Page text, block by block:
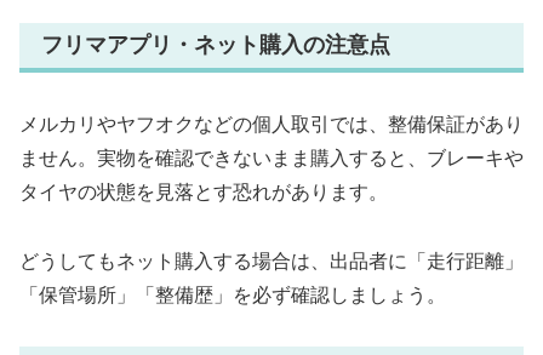
フリマアプリ・ネット購入の注意点
メルカリやヤフオクなどの個人取引では、整備保証があり
ません。実物を確認できないまま購入すると、ブレーキや
タイヤの状態を見落とす恐れがあります。
どうしてもネット購入する場合は、出品者に「走行距離」
「保管場所」「整備歴」を必ず確認しましょう。